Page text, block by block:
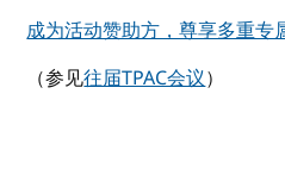
成为活动赞助方，尊享多重专
（参见往届TPAC会议）